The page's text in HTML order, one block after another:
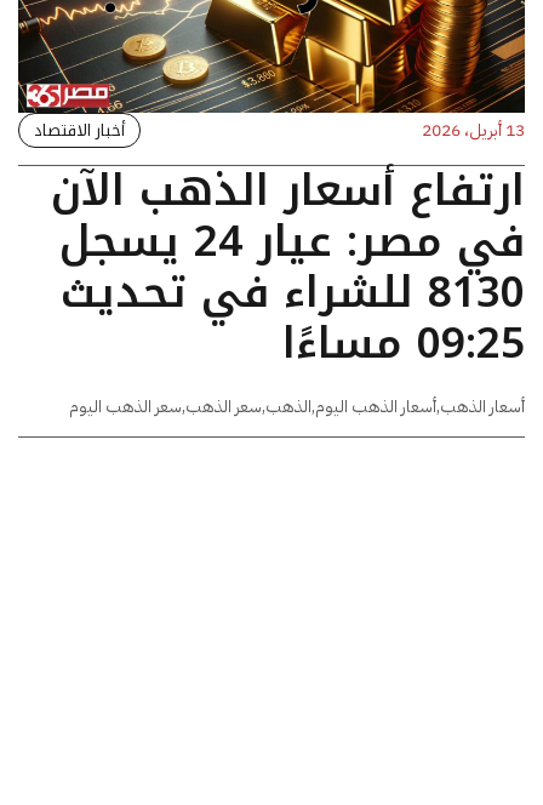
13 أبريل، 2026 أخبار الاقتصاد
ارتفاع أسعار الذهب الآن
في مصر: عيار 24 يسجل
8130 للشراء في تحديث
09:25 مساءًا
أسعار الذهب,أسعار الذهب اليوم,الذهب,سعر الذهب,سعر الذهب اليوم